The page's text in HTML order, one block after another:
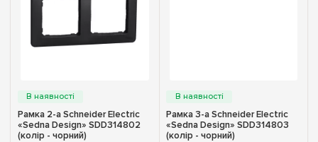
Рамка 2-а Schneider Electric
«Sedna Design» SDD314802
(колір - чорний)
Рамка 3-а Schneider Electric
«Sedna Design» SDD314803
(колір - чорний)